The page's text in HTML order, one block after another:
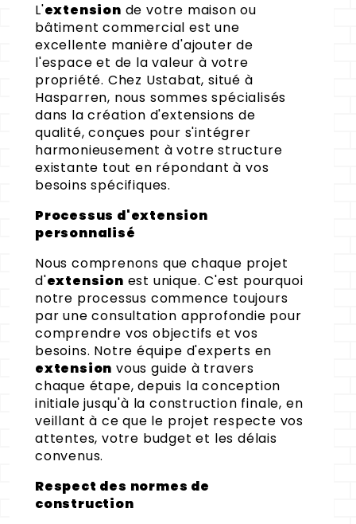
L'extension de votre maison ou
bâtiment commercial est une
excellente manière d'ajouter de
l'espace et de la valeur à votre
propriété. Chez Ustabat, situé à
Hasparren, nous sommes spécialisés
dans la création d'extensions de
qualité, conçues pour s'intégrer
harmonieusement à votre structure
existante tout en répondant à vos
besoins spécifiques.
Processus d'extension
personnalisé
Nous comprenons que chaque projet
d'extension est unique. C'est pourquoi
notre processus commence toujours
par une consultation approfondie pour
comprendre vos objectifs et vos
besoins. Notre équipe d'experts en
extension vous guide à travers
chaque étape, depuis la conception
initiale jusqu'à la construction finale, en
veillant à ce que le projet respecte vos
attentes, votre budget et les délais
convenus.
Respect des normes de
construction